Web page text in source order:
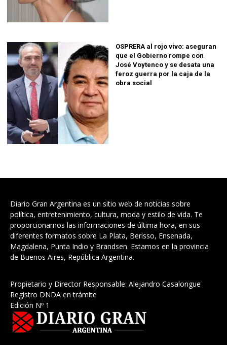
OSPRERA al rojo vivo: aseguran
que el Gobierno rompe con
José Voytenco y se desata una
feroz guerra por la caja de la
obra social
Diario Gran Argentina es un sitio web de noticias sobre
política, entretenimiento, cultura, moda y estilo de vida. Te
proporcionamos las informaciones de última hora, en sus
diferentes formatos sobre La Plata, Berisso, Ensenada,
Magdalena, Punta Indio y Brandsen. Estamos en la provincia
de Buenos Aires, República Argentina.
Propietario y Director Responsable: Alejandro Casalongue
Registro DNDA en trámite
Edición Nº 1